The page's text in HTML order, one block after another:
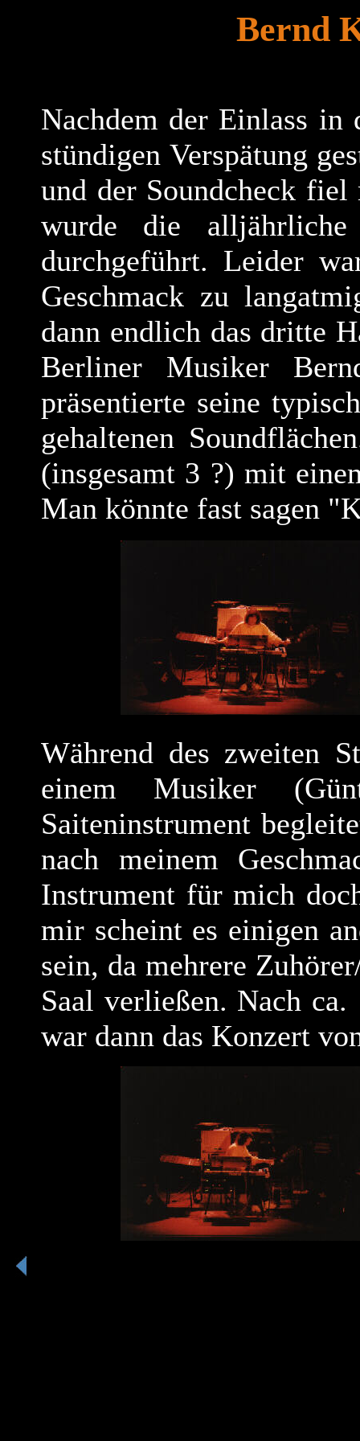
Bernd
Nachdem der Einlass
stündigen Verspätung
und der Soundcheck
wurde die
durchgeführt. Leider
Geschmack zu
dann endlich das dritte
Berliner Musiker
präsentierte seine
gehaltenen
(insgesamt 3 ?) mit
Man könnte fast sagen
Während des zweiten
einem Musiker
Saiteninstrument
nach meinem
Instrument für mich
mir scheint es einigen
sein, da mehrere
Saal verließen. Nach
war dann das Konzert